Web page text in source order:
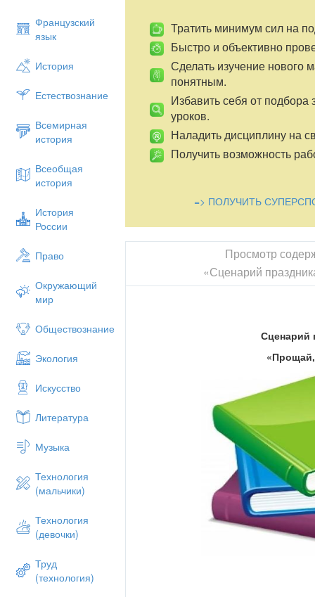
Французский
язык
История
Естествознание
Всемирная
история
Всеобщая
история
История
России
Право
Окружающий
мир
Обществознание
Экология
Искусство
Литература
Музыка
Технология
(мальчики)
Технология
(девочки)
Труд
(технология)
С радостью туда идем.
Мы на праздник наш веселый
Всех друзей зовем!
(хором). Праздник азбуки!
Ученик:
Нас научила азбука
Слова на слоги разделять
К ней любой из них привык!
Звучит музыка. Под музыку,танцуя,
1.Муз.из к/ф «3 орешка для Золушки»
Азбука:
Уважаемая Азбука!
Принимай парад войск от «А» до «Я»
Есть принимать парад!
Тратить минимум сил на
Быстро и объективно
Сделать изучение нового
понятным.
Избавить себя от подбора
уроков.
Наладить дисциплину на
Получить возможность
=> ПОЛУЧИТЬ
Просмотр
«Сценарий
Сценарий
«Прощай